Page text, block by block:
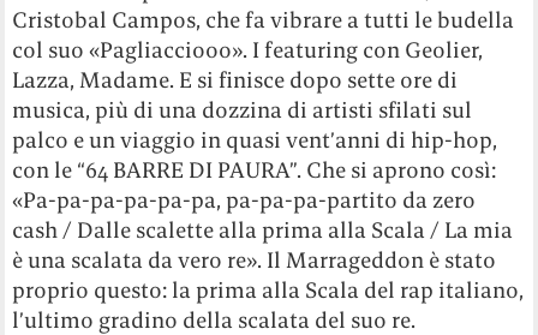
Cristobal Campos, che fa vibrare a tutti le budella
col suo «Pagliacciooo». I featuring con Geolier,
Lazza, Madame. E si finisce dopo sette ore di
musica, più di una dozzina di artisti sfilati sul
palco e un viaggio in quasi vent’anni di hip-hop,
con le “64 BARRE DI PAURA”. Che si aprono così:
«Pa-pa-pa-pa-pa-pa, pa-pa-pa-partito da zero
cash / Dalle scalette alla prima alla Scala / La mia
è una scalata da vero re». Il Marrageddon è stato
proprio questo: la prima alla Scala del rap italiano,
l’ultimo gradino della scalata del suo re.